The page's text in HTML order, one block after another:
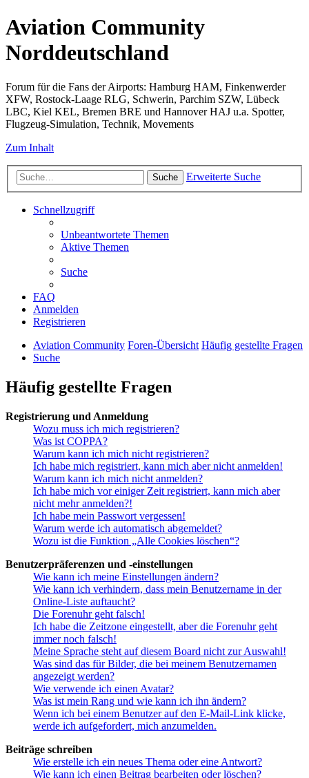
Aviation Community
Norddeutschland
Forum für die Fans der Airports: Hamburg HAM, Finkenwerder
XFW, Rostock-Laage RLG, Schwerin, Parchim SZW, Lübeck
LBC, Kiel KEL, Bremen BRE und Hannover HAJ u.a. Spotter,
Flugzeug-Simulation, Technik, Movements
Zum Inhalt
Suche Erweiterte Suche
Schnellzugriff
Unbeantwortete Themen
Aktive Themen
Suche
FAQ
Anmelden
Registrieren
Aviation Community Foren-Übersicht Häufig gestellte Fragen
Suche
Häufig gestellte Fragen
Registrierung und Anmeldung
Wozu muss ich mich registrieren?
Was ist COPPA?
Warum kann ich mich nicht registrieren?
Ich habe mich registriert, kann mich aber nicht anmelden!
Warum kann ich mich nicht anmelden?
Ich habe mich vor einiger Zeit registriert, kann mich aber
nicht mehr anmelden?!
Ich habe mein Passwort vergessen!
Warum werde ich automatisch abgemeldet?
Wozu ist die Funktion „Alle Cookies löschen“?
Benutzerpräferenzen und -einstellungen
Wie kann ich meine Einstellungen ändern?
Wie kann ich verhindern, dass mein Benutzername in der
Online-Liste auftaucht?
Die Forenuhr geht falsch!
Ich habe die Zeitzone eingestellt, aber die Forenuhr geht
immer noch falsch!
Meine Sprache steht auf diesem Board nicht zur Auswahl!
Was sind das für Bilder, die bei meinem Benutzernamen
angezeigt werden?
Wie verwende ich einen Avatar?
Was ist mein Rang und wie kann ich ihn ändern?
Wenn ich bei einem Benutzer auf den E-Mail-Link klicke,
werde ich aufgefordert, mich anzumelden.
Beiträge schreiben
Wie erstelle ich ein neues Thema oder eine Antwort?
Wie kann ich einen Beitrag bearbeiten oder löschen?